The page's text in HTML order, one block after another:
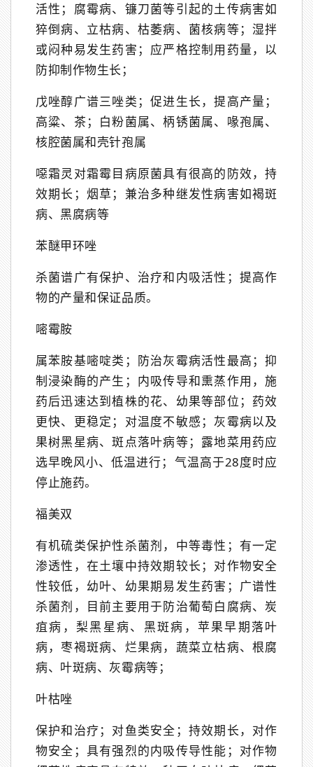
活性；腐霉病、镰刀菌等引起的土传病害如
猝倒病、立枯病、枯萎病、菌核病等；湿拌
或闷种易发生药害；应严格控制用药量，以
防抑制作物生长；
戊唑醇广谱三唑类；促进生长，提高产量；
高粱、茶；白粉菌属、柄锈菌属、喙孢属、
核腔菌属和壳针孢属
噁霜灵对霜霉目病原菌具有很高的防效，持
效期长；烟草；兼治多种继发性病害如褐斑
病、黑腐病等
苯醚甲环唑
杀菌谱广有保护、治疗和内吸活性；提高作
物的产量和保证品质。
嘧霉胺
属苯胺基嘧啶类；防治灰霉病活性最高；抑
制浸染酶的产生；内吸传导和熏蒸作用，施
药后迅速达到植株的花、幼果等部位；药效
更快、更稳定；对温度不敏感；灰霉病以及
果树黑星病、斑点落叶病等；露地菜用药应
选早晚风小、低温进行；气温高于28度时应
停止施药。
福美双
有机硫类保护性杀菌剂，中等毒性；有一定
渗透性，在土壤中持效期较长；对作物安全
性较低，幼叶、幼果期易发生药害；广谱性
杀菌剂，目前主要用于防治葡萄白腐病、炭
疽病，梨黑星病、黑斑病，苹果早期落叶
病，枣褐斑病、烂果病，蔬菜立枯病、根腐
病、叶斑病、灰霉病等；
叶枯唑
保护和治疗；对鱼类安全；持效期长，对作
物安全；具有强烈的内吸传导性能；对作物